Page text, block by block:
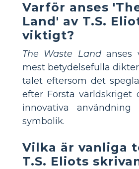
Varför anses
Land' av T.S.
viktigt?
The Waste Landanses
mest betydelsefulla
talet eftersom det
efter Första världskriget
innovativa
symbolik.
Vilka är vanliga
T.S. Eliots